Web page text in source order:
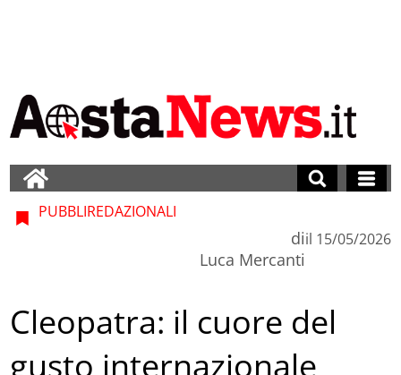
PUBBLIREDAZIONALI
di
Luca Mercanti
il 15/05/2026
Cleopatra: il cuore del
gusto internazionale